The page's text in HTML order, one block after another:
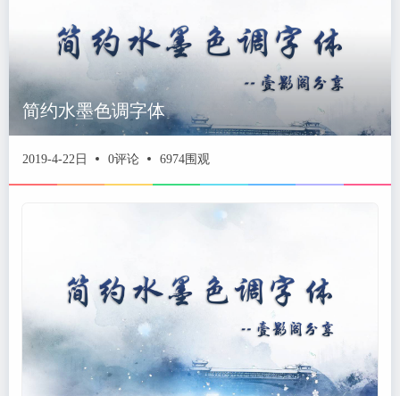
简约水墨色调字体
2019-4-22日 0评论 6974围观